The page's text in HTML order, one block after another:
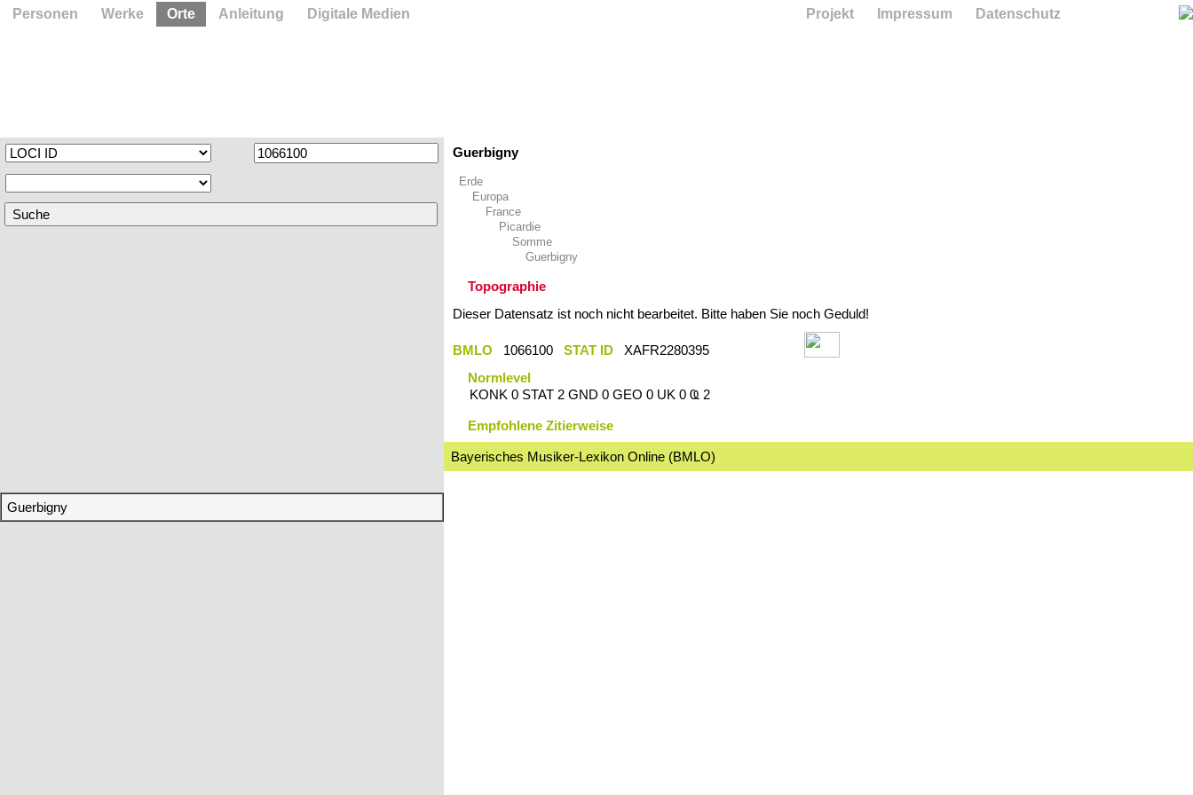
Guerbigny
Guerbigny
Erde
Europa
France
Picardie
Somme
Guerbigny
Topographie
Dieser Datensatz ist noch nicht bearbeitet. Bitte haben Sie noch Geduld!
BMLO 1066100 STAT ID
XAFR2280395
Normlevel
KONK 0 STAT 2 GND 0 GEO 0 UK 0 Ҩ 2
Empfohlene Zitierweise
Bayerisches Musiker-Lexikon Online (BMLO)
Personen Werke Orte Anleitung Digitale Medien Projekt Impressum Datenschutz